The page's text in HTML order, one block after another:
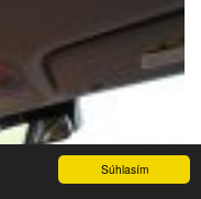
Súhlasím